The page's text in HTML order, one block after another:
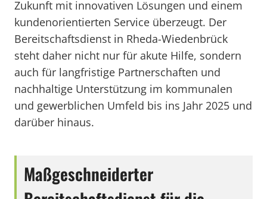
Zukunft mit innovativen Lösungen und einem
kundenorientierten Service überzeugt. Der
Bereitschaftsdienst in Rheda-Wiedenbrück
steht daher nicht nur für akute Hilfe, sondern
auch für langfristige Partnerschaften und
nachhaltige Unterstützung im kommunalen
und gewerblichen Umfeld bis ins Jahr 2025 und
darüber hinaus.
Maßgeschneiderter